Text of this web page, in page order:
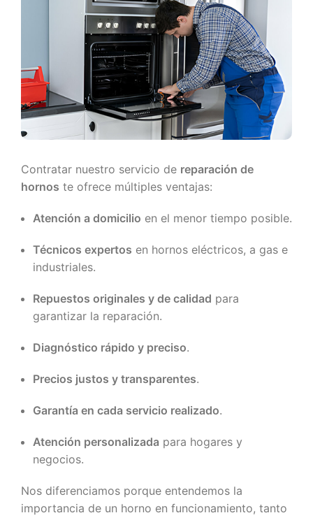
Contratar nuestro servicio de reparación de
hornos te ofrece múltiples ventajas:
Atención a domicilio en el menor tiempo posible.
Técnicos expertos en hornos eléctricos, a gas e
industriales.
Repuestos originales y de calidad para
garantizar la reparación.
Diagnóstico rápido y preciso.
Precios justos y transparentes.
Garantía en cada servicio realizado.
Atención personalizada para hogares y
negocios.
Nos diferenciamos porque entendemos la
importancia de un horno en funcionamiento, tanto